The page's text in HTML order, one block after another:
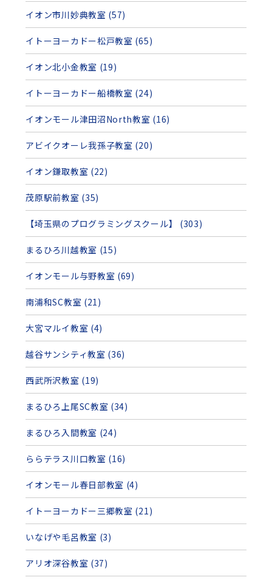
イオン市川妙典教室 (57)
イトーヨーカドー松戸教室 (65)
イオン北小金教室 (19)
イトーヨーカドー船橋教室 (24)
イオンモール津田沼North教室 (16)
アビイクオーレ我孫子教室 (20)
イオン鎌取教室 (22)
茂原駅前教室 (35)
【埼玉県のプログラミングスクール】 (303)
まるひろ川越教室 (15)
イオンモール与野教室 (69)
南浦和SC教室 (21)
大宮マルイ教室 (4)
越谷サンシティ教室 (36)
西武所沢教室 (19)
まるひろ上尾SC教室 (34)
まるひろ入間教室 (24)
ららテラス川口教室 (16)
イオンモール春日部教室 (4)
イトーヨーカドー三郷教室 (21)
いなげや毛呂教室 (3)
アリオ深谷教室 (37)